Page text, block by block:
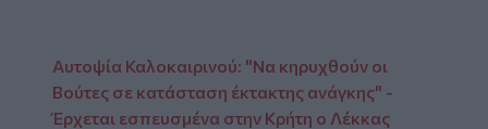
Αυτοψία Καλοκαιρινού: "Να κηρυχθούν οι
Βούτες σε κατάσταση έκτακτης ανάγκης" -
Έρχεται εσπευσμένα στην Κρήτη ο Λέκκας